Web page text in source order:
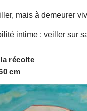
mais à demeurer
intime : veiller sur
récolte
cm